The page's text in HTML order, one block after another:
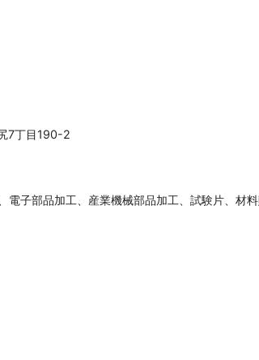
7丁目190-2
電子部品加工、産業機械部品加工、試験片、材